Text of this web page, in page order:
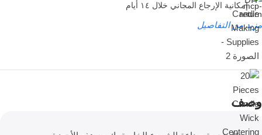
إمكانية الإرجاع المجاني خلال ١٤ أيام
مزيد من التفاصيل
لفترة محدودة فقط!
عروض لا تقبل
المنافسةوصف